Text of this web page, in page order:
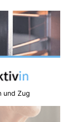
und Zug